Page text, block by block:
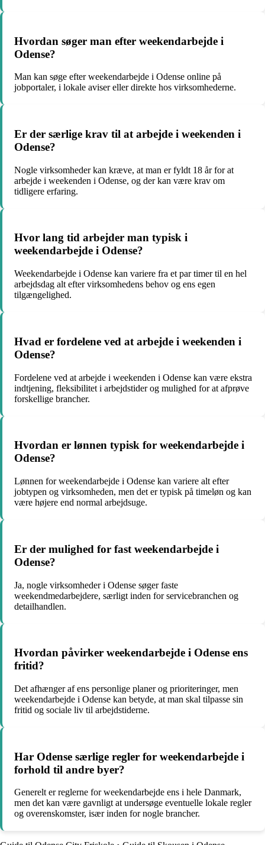
Hvordan søger man efter weekendarbejde i
Odense?
Man kan søge efter weekendarbejde i Odense online på
jobportaler, i lokale aviser eller direkte hos virksomhederne.
Er der særlige krav til at arbejde i weekenden i
Odense?
Nogle virksomheder kan kræve, at man er fyldt 18 år for at
arbejde i weekenden i Odense, og der kan være krav om
tidligere erfaring.
Hvor lang tid arbejder man typisk i
weekendarbejde i Odense?
Weekendarbejde i Odense kan variere fra et par timer til en hel
arbejdsdag alt efter virksomhedens behov og ens egen
tilgængelighed.
Hvad er fordelene ved at arbejde i weekenden i
Odense?
Fordelene ved at arbejde i weekenden i Odense kan være ekstra
indtjening, fleksibilitet i arbejdstider og mulighed for at afprøve
forskellige brancher.
Hvordan er lønnen typisk for weekendarbejde i
Odense?
Lønnen for weekendarbejde i Odense kan variere alt efter
jobtypen og virksomheden, men det er typisk på timeløn og kan
være højere end normal arbejdsuge.
Er der mulighed for fast weekendarbejde i
Odense?
Ja, nogle virksomheder i Odense søger faste
weekendmedarbejdere, særligt inden for servicebranchen og
detailhandlen.
Hvordan påvirker weekendarbejde i Odense ens
fritid?
Det afhænger af ens personlige planer og prioriteringer, men
weekendarbejde i Odense kan betyde, at man skal tilpasse sin
fritid og sociale liv til arbejdstiderne.
Har Odense særlige regler for weekendarbejde i
forhold til andre byer?
Generelt er reglerne for weekendarbejde ens i hele Danmark,
men det kan være gavnligt at undersøge eventuelle lokale regler
og overenskomster, især inden for nogle brancher.